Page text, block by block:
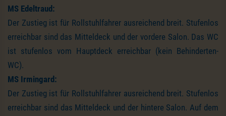
MS Edeltraud:
Der Zustieg ist für Rollstuhlfahrer ausreichend breit. Stufenlos
erreichbar sind das Mitteldeck und der vordere Salon. Das WC
ist stufenlos vom Hauptdeck erreichbar (kein Behinderten-
WC).
MS Irmingard:
Der Zustieg ist für Rollstuhlfahrer ausreichend breit. Stufenlos
erreichbar sind das Mitteldeck und der hintere Salon. Auf dem